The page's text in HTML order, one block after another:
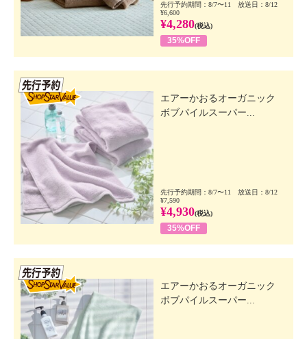
先行予約期間：8/7〜11 放送日：8/12
¥6,600
¥4,280(税込)
35%OFF
エアーかおるオーガニック
ボブパイルスーパー...
先行予約期間：8/7〜11 放送日：8/12
¥7,590
¥4,930(税込)
35%OFF
エアーかおるオーガニック
ボブパイルスーパー...